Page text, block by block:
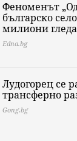
Феноменът
българско
милиони
Edna.bg
Лудогорец се
трансферно
Gong.bg